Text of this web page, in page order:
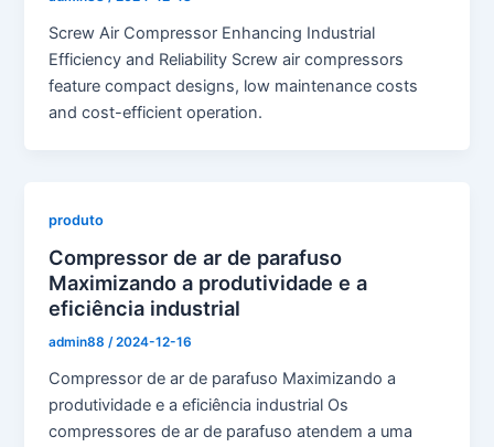
Screw Air Compressor Enhancing Industrial
Efficiency and Reliability Screw air compressors
feature compact designs, low maintenance costs
and cost-efficient operation.
produto
Compressor de ar de parafuso
Maximizando a produtividade e a
eficiência industrial
admin88/2024-12-16
Compressor de ar de parafuso Maximizando a
produtividade e a eficiência industrial Os
compressores de ar de parafuso atendem a uma